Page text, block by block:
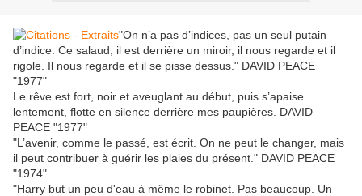
"On n’a pas d’indices, pas un seul putain
d’indice. Ce salaud, il est derrière un miroir, il nous regarde et il
rigole. Il nous regarde et il se pisse dessus." DAVID PEACE
"1977"
Le rêve est fort, noir et aveuglant au début, puis s’apaise
lentement, flotte en silence derrière mes paupières. DAVID
PEACE "1977"
"L’avenir, comme le passé, est écrit. On ne peut le changer, mais
il peut contribuer à guérir les plaies du présent." DAVID PEACE
"1974"
"Harry but un peu d'eau à même le robinet. Pas beaucoup. Un